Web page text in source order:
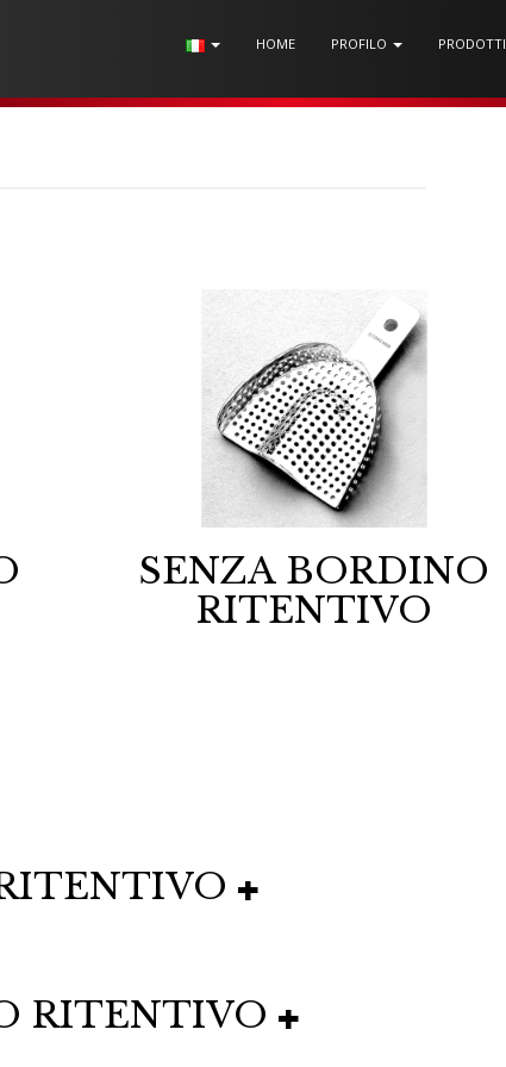
HOME PROFILO PRODOTTI
SENZA BORDINO
RITENTIVO
RITENTIVO